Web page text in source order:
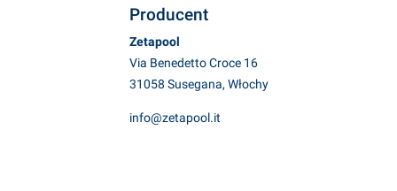
Producent
Zetapool
Via Benedetto Croce 16
31058 Susegana, Włochy
info@zetapool.it